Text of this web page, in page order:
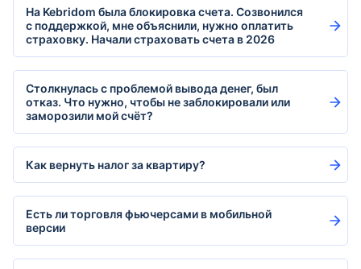
На Kebridom была блокировка счета. Созвонился
с поддержкой, мне объяснили, нужно оплатить
страховку. Начали страховать счета в 2026
Столкнулась с проблемой вывода денег, был
отказ. Что нужно, чтобы не заблокировали или
заморозили мой счёт?
Как вернуть налог за квартиру?
Есть ли торговля фьючерсами в мобильной
версии